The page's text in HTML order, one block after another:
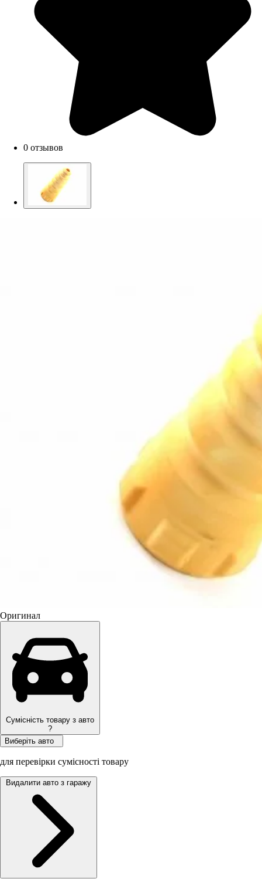
0 отзывов
Оригинал
Сумісність товару з авто
?
Виберіть авто
для перевірки сумісності товару
Видалити авто з гаражу